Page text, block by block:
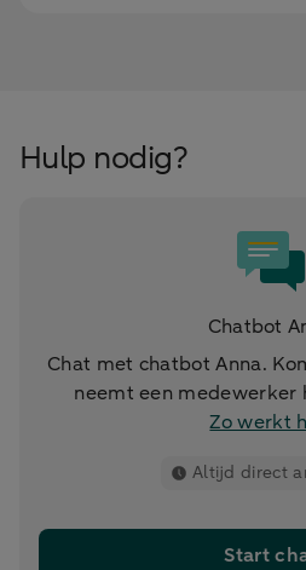
Hulp nodig?
Chatbot
Chat met chatbot Anna.
neemt een medewerker
Zo werkt
Altijd direct
Start